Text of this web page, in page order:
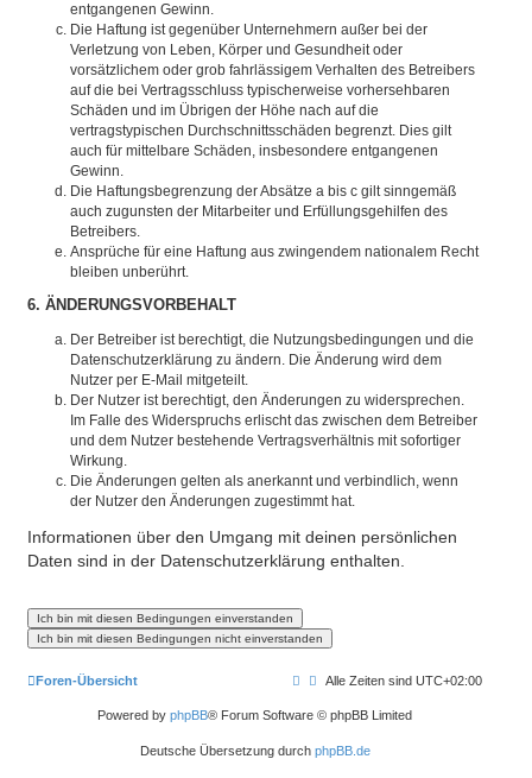
entgangenen Gewinn.
Die Haftung ist gegenüber Unternehmern außer bei der
Verletzung von Leben, Körper und Gesundheit oder
vorsätzlichem oder grob fahrlässigem Verhalten des Betreibers
auf die bei Vertragsschluss typischerweise vorhersehbaren
Schäden und im Übrigen der Höhe nach auf die
vertragstypischen Durchschnittsschäden begrenzt. Dies gilt
auch für mittelbare Schäden, insbesondere entgangenen
Gewinn.
Die Haftungsbegrenzung der Absätze a bis c gilt sinngemäß
auch zugunsten der Mitarbeiter und Erfüllungsgehilfen des
Betreibers.
Ansprüche für eine Haftung aus zwingendem nationalem Recht
bleiben unberührt.
6. ÄNDERUNGSVORBEHALT
Der Betreiber ist berechtigt, die Nutzungsbedingungen und die
Datenschutzerklärung zu ändern. Die Änderung wird dem
Nutzer per E-Mail mitgeteilt.
Der Nutzer ist berechtigt, den Änderungen zu widersprechen.
Im Falle des Widerspruchs erlischt das zwischen dem Betreiber
und dem Nutzer bestehende Vertragsverhältnis mit sofortiger
Wirkung.
Die Änderungen gelten als anerkannt und verbindlich, wenn
der Nutzer den Änderungen zugestimmt hat.
Informationen über den Umgang mit deinen persönlichen
Daten sind in der Datenschutzerklärung enthalten.
Foren-Übersicht Alle Zeiten sindUTC+02:00
Powered byphpBB® Forum Software © phpBB Limited
Deutsche Übersetzung durch phpBB.de